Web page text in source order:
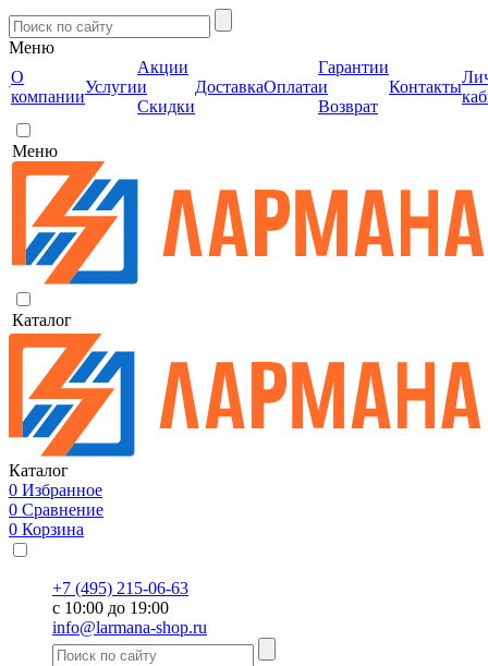
Меню
О
компании
Услуги
Акции
и
Скидки
ДоставкаОплата
Гарантии
и
Возврат
Контакты
Меню
Каталог
Каталог
0 Избранное
0 Сравнение
0 Корзина
+7 (495) 215-06-63
с 10:00 до 19:00
info@larmana-shop.ru